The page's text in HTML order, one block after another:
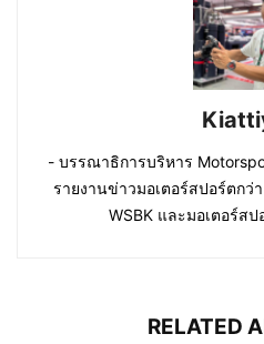
- บรรณาธิการบริหาร
รายงานข่าวมอเตอร์สปอร์ตกว่
WSBK และมอเตอร์ส
RELATED